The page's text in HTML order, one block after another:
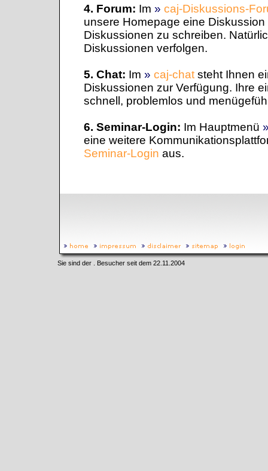
4. Forum: Im » caj-Diskussions-
unsere Homepage eine
Diskussionen zu schreiben.
Diskussionen verfolgen.
5. Chat: Im » caj-chat steht Ihnen
Diskussionen zur Verfügung. Ihre
schnell, problemlos und
6. Seminar-Login: Im Hauptmenü
eine weitere
Seminar-Login aus.
Sie sind der . Besucher seit dem 22.11.2004